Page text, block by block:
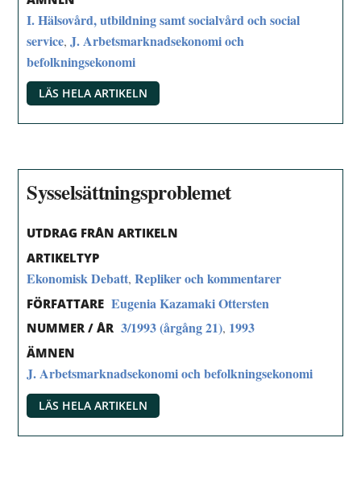
I. Hälsovård, utbildning samt socialvård och social
service,J. Arbetsmarknadsekonomi och
befolkningsekonomi
LÄS HELA ARTIKELN
Sysselsättningsproblemet
UTDRAG FRÅN ARTIKELN
ARTIKELTYP
Ekonomisk Debatt,Repliker och kommentarer
FÖRFATTARE Eugenia Kazamaki Ottersten
NUMMER / ÅR 3/1993 (årgång 21), 1993
ÄMNEN
J. Arbetsmarknadsekonomi och befolkningsekonomi
LÄS HELA ARTIKELN